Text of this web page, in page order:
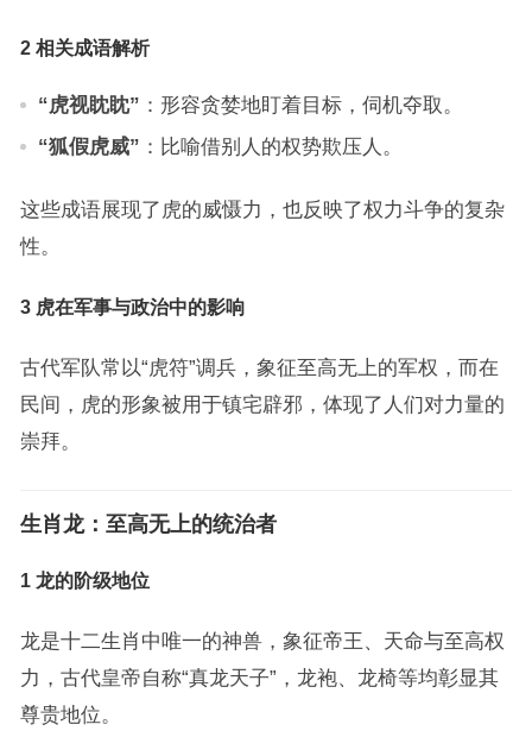
2 相关成语解析
“虎视眈眈” ：形容贪婪地盯着目标，伺机夺取。
“狐假虎威” ：比喻借别人的权势欺压人。
这些成语展现了虎的威慑力，也反映了权力斗争的复杂
性。
3 虎在军事与政治中的影响
古代军队常以“虎符”调兵，象征至高无上的军权，而在
民间，虎的形象被用于镇宅辟邪，体现了人们对力量的
崇拜。
生肖龙：至高无上的统治者
1 龙的阶级地位
龙是十二生肖中唯一的神兽，象征帝王、天命与至高权
力，古代皇帝自称“真龙天子”，龙袍、龙椅等均彰显其
尊贵地位。